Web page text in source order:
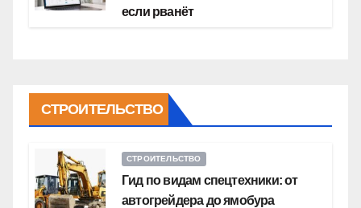
если рванёт
СТРОИТЕЛЬСТВО
СТРОИТЕЛЬСТВО
Гид по видам спецтехники: от
автогрейдера до ямобура